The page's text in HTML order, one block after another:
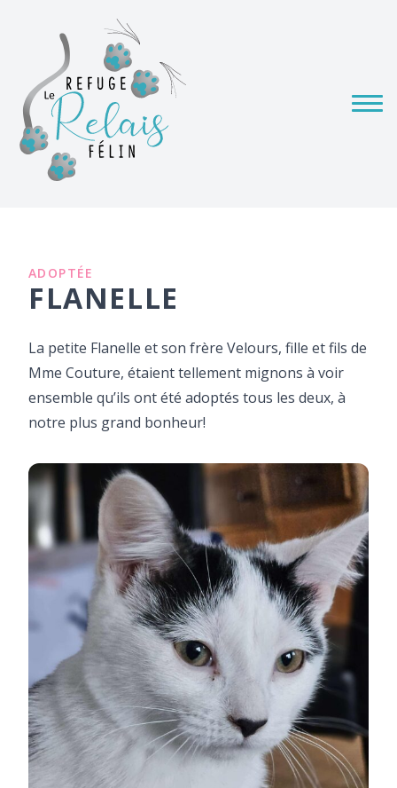
ADOPTÉE
FLANELLE
La petite Flanelle et son frère Velours, fille et fils de
Mme Couture, étaient tellement mignons à voir
ensemble qu’ils ont été adoptés tous les deux, à
notre plus grand bonheur!